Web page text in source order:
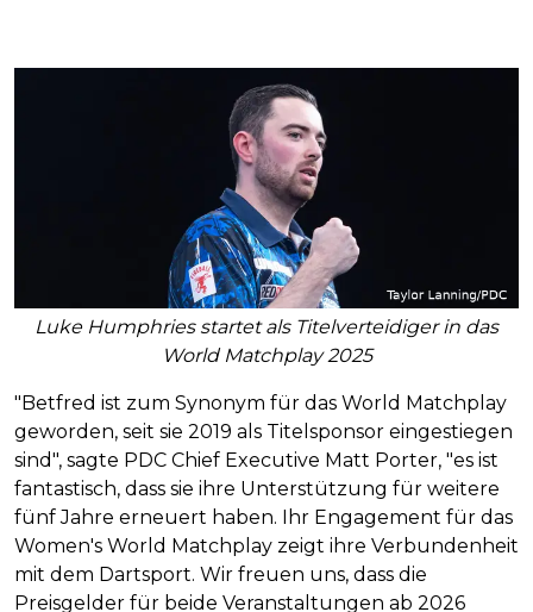
Luke Humphries startet als Titelverteidiger in das
World Matchplay 2025
"Betfred ist zum Synonym für das World Matchplay
geworden, seit sie 2019 als Titelsponsor eingestiegen
sind", sagte PDC Chief Executive Matt Porter, "es ist
fantastisch, dass sie ihre Unterstützung für weitere
fünf Jahre erneuert haben. Ihr Engagement für das
Women's World Matchplay zeigt ihre Verbundenheit
mit dem Dartsport. Wir freuen uns, dass die
Preisgelder für beide Veranstaltungen ab 2026